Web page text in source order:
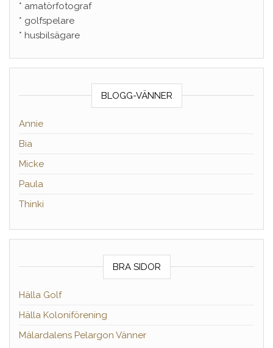
* amatörfotograf
* golfspelare
* husbilsägare
BLOGG-VÄNNER
Annie
Bia
Micke
Paula
Thinki
BRA SIDOR
Hälla Golf
Hälla Koloniförening
Mälardalens Pelargon Vänner